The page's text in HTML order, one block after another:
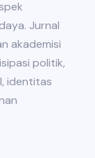
Jurnal
akademisi
politik,
identitas